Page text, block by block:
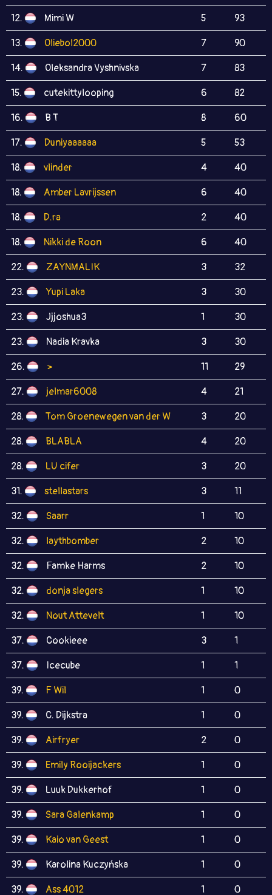
12. Mimi W 5 93
13. Oliebol2000 7 90
14. Oleksandra Vyshnivska 7 83
15. cutekittylooping 6 82
16. B T 8 60
17. Duniyaaaaaa 5 53
18. vlinder 4 40
18. Amber Lavrijssen 6 40
18. D.ra 2 40
18. Nikki de Roon 6 40
22. ZAYNMALIK 3 32
23. Yupi Laka 3 30
23. Jjjoshua3 1 30
23. Nadia Kravka 3 30
26. > 11 29
27. jelmar6008 4 21
28. Tom Groenewegen van der W 3 20
28. BLABLA 4 20
28. LU cifer 3 20
31. stellastars 3 11
32. Saarr 1 10
32. laythbomber 2 10
32. Famke Harms 2 10
32. donja slegers 1 10
32. Nout Attevelt 1 10
37. Cookieee 3 1
37. Icecube 1 1
39. F Wil 1 0
39. C. Dijkstra 1 0
39. Airfryer 2 0
39. Emily Rooijackers 1 0
39. Luuk Dukkerhof 1 0
39. Sara Galenkamp 1 0
39. Kaio van Geest 1 0
39. Karolina Kuczyńska 1 0
39. Ass 4012 1 0